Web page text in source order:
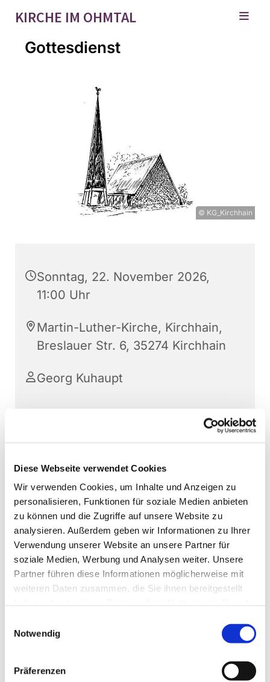
Diese Webseite verwendet Cookies
Wir verwenden Cookies, um Inhalte und Anzeigen zu
personalisieren, Funktionen für soziale Medien anbieten
zu können und die Zugriffe auf unsere Website zu
analysieren. Außerdem geben wir Informationen zu Ihrer
Verwendung unserer Website an unsere Partner für
soziale Medien, Werbung und Analysen weiter. Unsere
Partner führen diese Informationen möglicherweise mit
weiteren Daten zusammen, die Sie ihnen bereitgestellt
Notwendig
Präferenzen
KIRCHE IM OHMTAL
Gottesdienst
© KG_Kirchhain
Sonntag, 22. November 2026,
11:00 Uhr
Martin-Luther-Kirche, Kirchhain,
Breslauer Str. 6, 35274 Kirchhain
Georg Kuhaupt